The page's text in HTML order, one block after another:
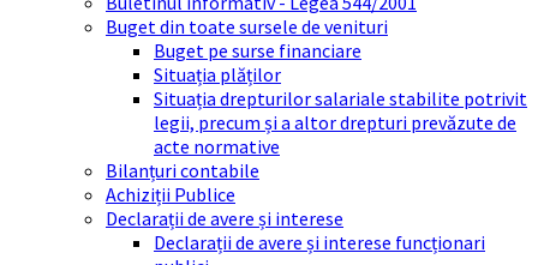
Buget din toate sursele de venituri
Buget pe surse financiare
Situația plăților
Situația drepturilor salariale stabilite potrivit
legii, precum și a altor drepturi prevăzute de
acte normative
Bilanțuri contabile
Achiziții Publice
Declarații de avere și interese
Declarații de avere și interese funcționari